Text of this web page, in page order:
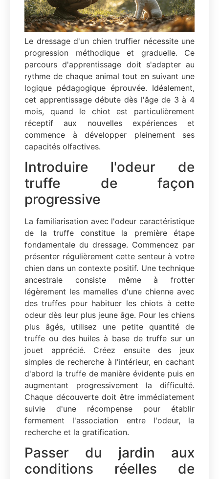
Le dressage d'un chien truffier nécessite une
progression méthodique et graduelle. Ce
parcours d'apprentissage doit s'adapter au
rythme de chaque animal tout en suivant une
logique pédagogique éprouvée. Idéalement,
cet apprentissage débute dès l'âge de 3 à 4
mois, quand le chiot est particulièrement
réceptif aux nouvelles expériences et
commence à développer pleinement ses
capacités olfactives.
Introduire l'odeur de
truffe de façon
progressive
La familiarisation avec l'odeur caractéristique
de la truffe constitue la première étape
fondamentale du dressage. Commencez par
présenter régulièrement cette senteur à votre
chien dans un contexte positif. Une technique
ancestrale consiste même à frotter
légèrement les mamelles d'une chienne avec
des truffes pour habituer les chiots à cette
odeur dès leur plus jeune âge. Pour les chiens
plus âgés, utilisez une petite quantité de
truffe ou des huiles à base de truffe sur un
jouet apprécié. Créez ensuite des jeux
simples de recherche à l'intérieur, en cachant
d'abord la truffe de manière évidente puis en
augmentant progressivement la difficulté.
Chaque découverte doit être immédiatement
suivie d'une récompense pour établir
fermement l'association entre l'odeur, la
recherche et la gratification.
Passer du jardin aux
conditions réelles de